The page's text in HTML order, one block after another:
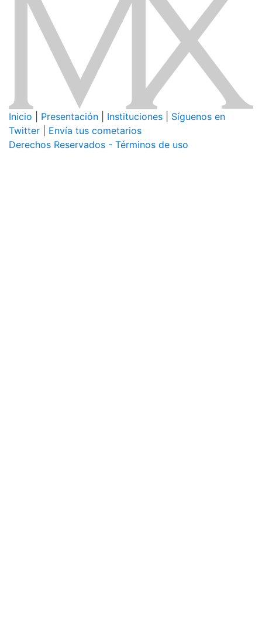
Inicio Presentación Instituciones
Síguenos en
Twitter
Envía tus cometarios
Derechos Reservados - Términos de uso